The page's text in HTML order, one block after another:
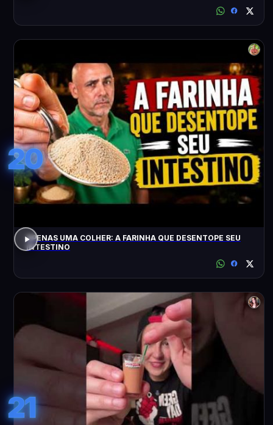
20
APENAS UMA COLHER: A FARINHA QUE DESENTOPE SEU
INTESTINO
21